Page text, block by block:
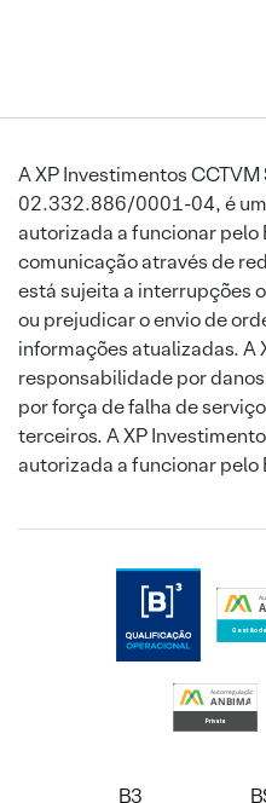
A XP Investimentos CCTVM
02.332.886/0001-04, é
autorizada a funcionar pelo
comunicação através de
está sujeita a interrupções
ou prejudicar o envio de
informações atualizadas. A
responsabilidade por
por força de falha de
terceiros. A XP
autorizada a funcionar pelo
B3